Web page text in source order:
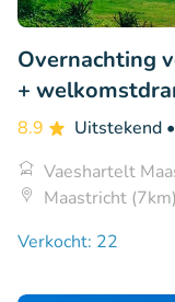
Overnachting
+
8.9 Uitstekend
Vaeshartelt
Maastricht (7km)
Verkocht: 22